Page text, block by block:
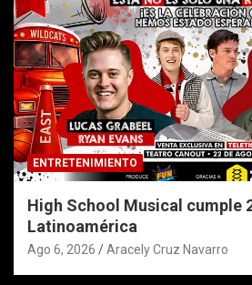
ENTRETENIMIENTO
High School Musical cumple
Latinoamérica
Ago 6, 2026 Aracely Cruz Navarro